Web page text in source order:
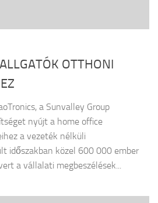
OTTHONI
a Sunvalley Group
nyújt a home office
a vezeték nélküli
időszakban közel 600 000 ember
a vállalati megbeszélések...